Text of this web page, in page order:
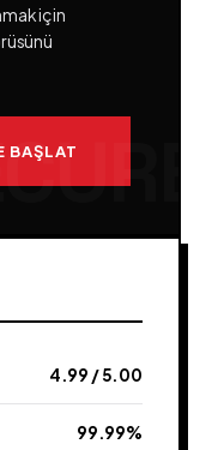
için
BAŞLAT
4.99 / 5.00
99.99%